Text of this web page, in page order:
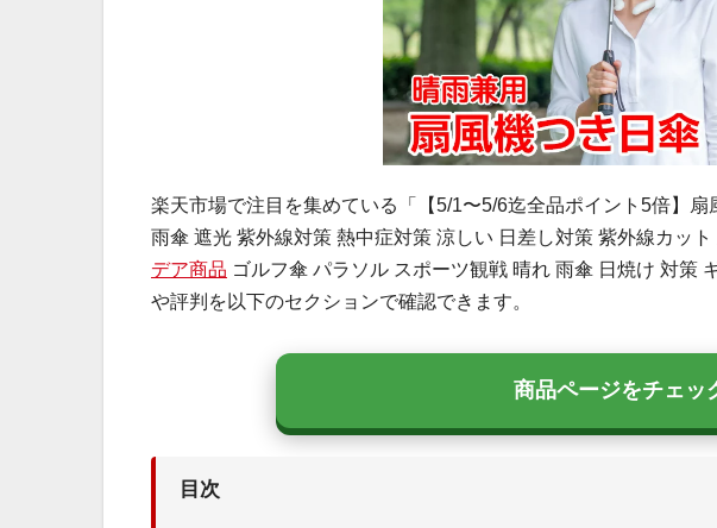
楽天市場で注目を集めている「【5/1〜5/6迄全品ポイント5倍】
雨傘 遮光 紫外線対策 熱中症対策 涼しい 日差し対策 紫外線カッ
デア商品 ゴルフ傘 パラソル スポーツ観戦 晴れ 雨傘 日焼け 対策
や評判を以下のセクションで確認できます。
商品ページをチェッ
目次